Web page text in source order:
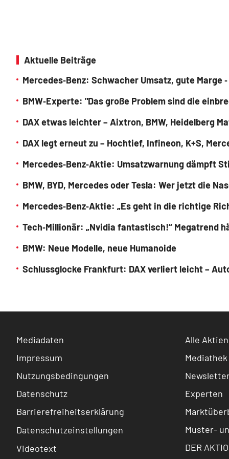
Aktuelle Beiträge
Mercedes‑Benz: Schwacher Umsatz, gute Marge
BMW‑Experte: "Das große Problem sind die
DAX etwas leichter – Aixtron, BMW, Heidelberg
DAX legt erneut zu – Hochtief, Infineon, K+S,
Mercedes‑Benz‑Aktie: Umsatzwarnung dämpft
BMW, BYD, Mercedes oder Tesla: Wer jetzt die
Mercedes‑Benz‑Aktie: „Es geht in die richtige
Tech‑Millionär: „Nvidia fantastisch!“ Megatrend
BMW: Neue Modelle, neue Humanoide
Schlussglocke Frankfurt: DAX verliert leicht –
Mediadaten
Impressum
Nutzungsbedingungen
Datenschutz
Barrierefreiheitserklärung
Datenschutzeinstellungen
Videotext
Alle Aktien
Mediathek
Experten
Muster-
DER